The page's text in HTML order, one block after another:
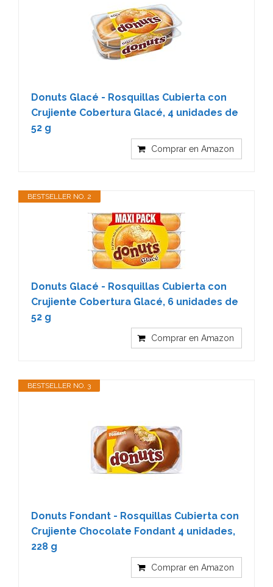
Donuts Glacé - Rosquillas Cubierta con
Crujiente Cobertura Glacé, 4 unidades de
52 g
Comprar en Amazon
BESTSELLER NO. 2
Donuts Glacé - Rosquillas Cubierta con
Crujiente Cobertura Glacé, 6 unidades de
52 g
Comprar en Amazon
BESTSELLER NO. 3
Donuts Fondant - Rosquillas Cubierta con
Crujiente Chocolate Fondant 4 unidades,
228 g
Comprar en Amazon